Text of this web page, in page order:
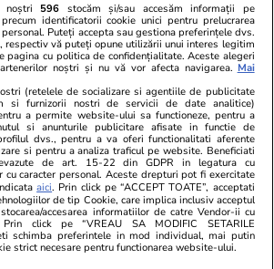
17:37
cu bombe continuă să
Mânecii, la aproape 80 de
17:25
care ucrainenii atacă „eMagul
luată de companie pentru a
de drone
noștri 596 stocăm și/sau accesăm informații pe
identificatorii cookie unici pentru prelucrarea
Puteți accepta sau gestiona preferințele dvs.
respectiv vă puteți opune utilizării unui interes legitim
pagina cu politica de confidențialitate. Aceste alegeri
noștri și nu vă vor afecta navigarea. Mai
(retelele de socializare si agentiile de publicitate
si furnizorii nostri de servicii de date analitice)
a permite website-ului sa functioneze, pentru a
si anunturile publicitare afisate in functie de
dvs., pentru a va oferi functionalitati aferente
si pentru a analiza traficul pe website. Beneficiati
de art. 15-22 din GDPR in legatura cu
cu caracter personal. Aceste drepturi pot fi exercitate
aici. Prin click pe “ACCEPT TOATE”, acceptati
de tip Cookie, care implica inclusiv acceptul
accesarea informatiilor de catre Vendor-ii cu
click pe “VREAU SA MODIFIC SETARILE
schimba preferintele in mod individual, mai putin
strict necesare pentru functionarea website-ului.